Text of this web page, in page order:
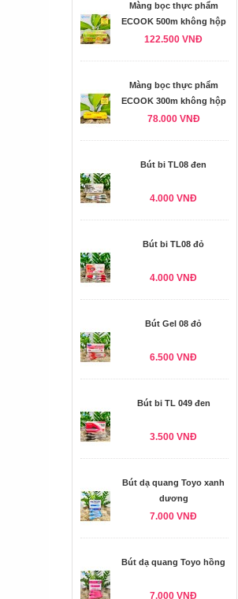
Màng bọc thực phẩm
ECOOK 500m không hộp
122.500 VNĐ
Màng bọc thực phẩm
ECOOK 300m không hộp
78.000 VNĐ
Bút bi TL08 đen
4.000 VNĐ
Bút bi TL08 đỏ
4.000 VNĐ
Bút Gel 08 đỏ
6.500 VNĐ
Bút bi TL 049 đen
3.500 VNĐ
Bút dạ quang Toyo xanh
dương
7.000 VNĐ
Bút dạ quang Toyo hồng
7.000 VNĐ